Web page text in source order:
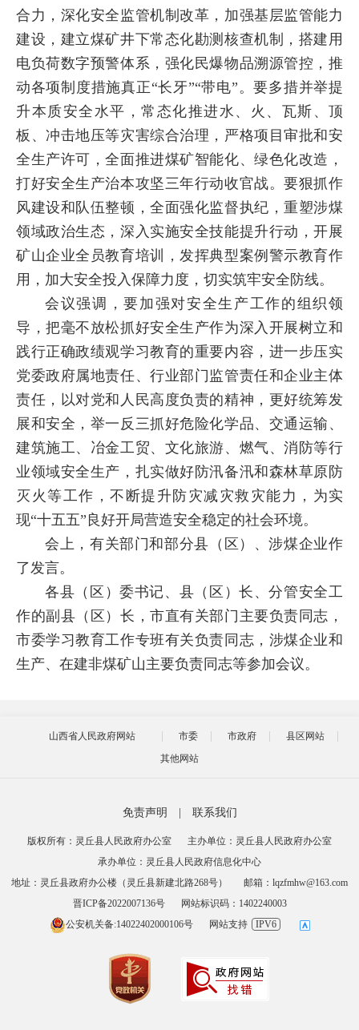
合力，深化安全监管机制改革，加强基层监管能力
建设，建立煤矿井下常态化勘测核查机制，搭建用
电负荷数字预警体系，强化民爆物品溯源管控，推
动各项制度措施真正“长牙”“带电”。要多措并举提
升本质安全水平，常态化推进水、火、瓦斯、顶
板、冲击地压等灾害综合治理，严格项目审批和安
全生产许可，全面推进煤矿智能化、绿色化改造，
打好安全生产治本攻坚三年行动收官战。要狠抓作
风建设和队伍整顿，全面强化监督执纪，重塑涉煤
领域政治生态，深入实施安全技能提升行动，开展
矿山企业全员教育培训，发挥典型案例警示教育作
用，加大安全投入保障力度，切实筑牢安全防线。
会议强调，要加强对安全生产工作的组织领
导，把毫不放松抓好安全生产作为深入开展树立和
践行正确政绩观学习教育的重要内容，进一步压实
党委政府属地责任、行业部门监管责任和企业主体
责任，以对党和人民高度负责的精神，更好统筹发
展和安全，举一反三抓好危险化学品、交通运输、
建筑施工、冶金工贸、文化旅游、燃气、消防等行
业领域安全生产，扎实做好防汛备汛和森林草原防
灭火等工作，不断提升防灾减灾救灾能力，为实
现“十五五”良好开局营造安全稳定的社会环境。
会上，有关部门和部分县（区）、涉煤企业作
了发言。
各县（区）委书记、县（区）长、分管安全工
作的副县（区）长，市直有关部门主要负责同志，
市委学习教育工作专班有关负责同志，涉煤企业和
生产、在建非煤矿山主要负责同志等参加会议。
山西省人民政府网站 市委 市政府
县区网站
其他网站
免责声明 联系我们
版权所有：灵丘县人民政府办公室
主办单位：灵丘县人民政府办公室
承办单位：灵丘县人民政府信息化中心
地址：灵丘县政府办公楼（灵丘县新建北路268号）
邮箱：lqzfmhw@163.com
晋ICP备2022007136号
网站标识码：1402240003
公安机关备:14022402000106号
网站支持 IPV6